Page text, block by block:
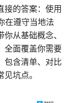
接的答案：使用
在遵守当地法
从基础概念、
全面覆盖你需要
包含清单、对比
坑点。